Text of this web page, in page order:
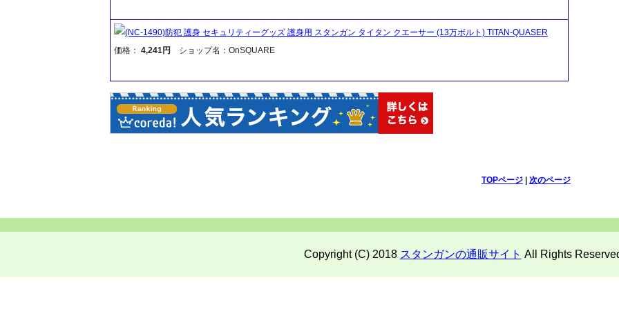
(NC-1490)防犯 護身 セキュリティーグッズ 護身用 スタンガン タイタン クエーサー (13万ボルト) TITAN-QUASER
価格： 4,241円 ショップ名：OnSQUARE
TOPページ| 次のページ
Copyright (C) 2018 スタンガンの通販サイト All Rights